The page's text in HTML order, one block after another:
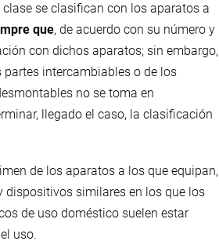
se clasifican con los aparatos a
que, de acuerdo con su número y
con dichos aparatos; sin embargo,
partes intercambiables o de los
no se toma en
llegado el caso, la clasificación
de los aparatos a los que equipan,
dispositivos similares en los que los
de uso doméstico suelen estar
uso.